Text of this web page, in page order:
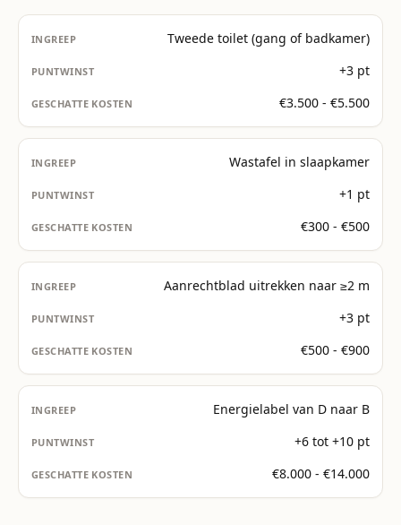
Tweede toilet (gang of badkamer)
+3 pt
€3.500 - €5.500
Wastafel in slaapkamer
+1 pt
€300 - €500
Aanrechtblad uitrekken naar ≥2 m
+3 pt
€500 - €900
Energielabel van D naar B
+6 tot +10 pt
€8.000 - €14.000